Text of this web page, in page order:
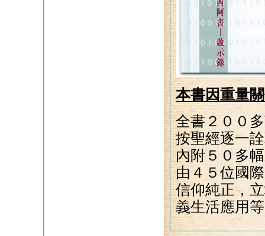
本書因重量
全書２００
按聖經逐一
內附５０多
由４５位國
信仰純正，
義生活應用